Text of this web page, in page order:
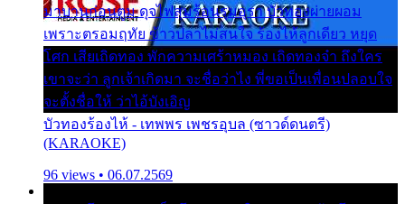
มาบานก่อนตูม ดุจไฟสุมร้อนรุมอุรา บัวทองผ่ายผอม
เพราะตรอมฤทัย ข้าวปลาไม่สนใจ ร้องไห้ลูกเดียว หยุด
โศก เสียเถิดทอง พักความเศร้าหมอง เถิดทองจ๋า ถึงใคร
เขาจะว่า ลูกเจ้าเกิดมา จะชื่อว่าไง พี่ขอเป็นเพื่อนปลอบใจ
จะตั้งชื่อให้ ว่าไอ้บังเอิญ
บัวทองร้องไห้ - เทพพร เพชรอุบล (ซาวด์ดนตรี)
(KARAOKE)
96 views • 06.07.2569